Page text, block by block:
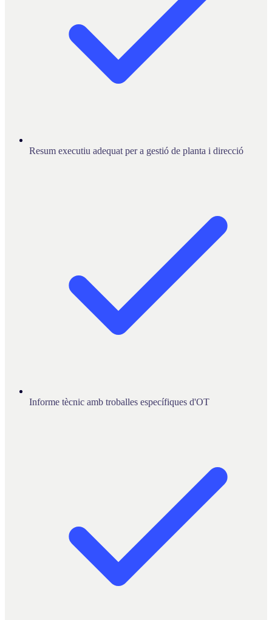
Resum executiu adequat per a gestió de planta i direcció
Informe tècnic amb troballes específiques d'OT